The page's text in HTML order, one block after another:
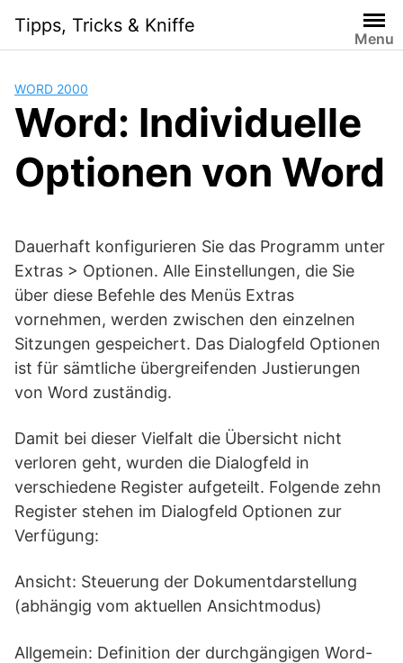
content
Tipps, Tricks & Kniffe
Menu
WORD 2000
Word: Individuelle
Optionen von Word
Dauerhaft konfigurieren Sie das Programm unter
Extras > Optionen. Alle Einstellungen, die Sie
über diese Befehle des Menüs Extras
vornehmen, werden zwischen den einzelnen
Sitzungen gespeichert. Das Dialogfeld Optionen
ist für sämtliche übergreifenden Justierungen
von Word zuständig.
Damit bei dieser Vielfalt die Übersicht nicht
verloren geht, wurden die Dialogfeld in
verschiedene Register aufgeteilt. Folgende zehn
Register stehen im Dialogfeld Optionen zur
Verfügung:
Ansicht: Steuerung der Dokumentdarstellung
(abhängig vom aktuellen Ansichtmodus)
Allgemein: Definition der durchgängigen Word-